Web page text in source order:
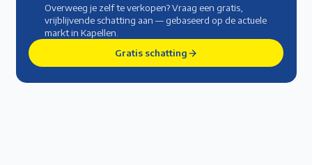
Overweeg je zelf te verkopen? Vraag een gratis,
vrijblijvende schatting aan — gebaseerd op de actuele
marktin Kapellen
Gratis schatting